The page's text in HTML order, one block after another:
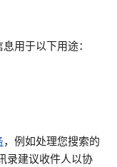
用于以下用途：
，例如处理您搜索的
录建议收件人以协